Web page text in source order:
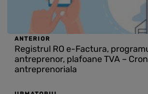
ANTERIOR
Registrul RO e-Factura,
antreprenor, plafoane TVA –
antreprenoriala